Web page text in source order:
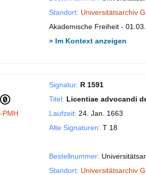
Standort: Universitätsarchiv
Akademische Freiheit -
» Im Kontext anzeigen
PMH
Signatur: R 1591
Titel: Licentiae advocandi
Laufzeit: 24. Jan. 1663
Alte Signaturen: T 18
Bestellnummer:
Standort: Universitätsarchiv